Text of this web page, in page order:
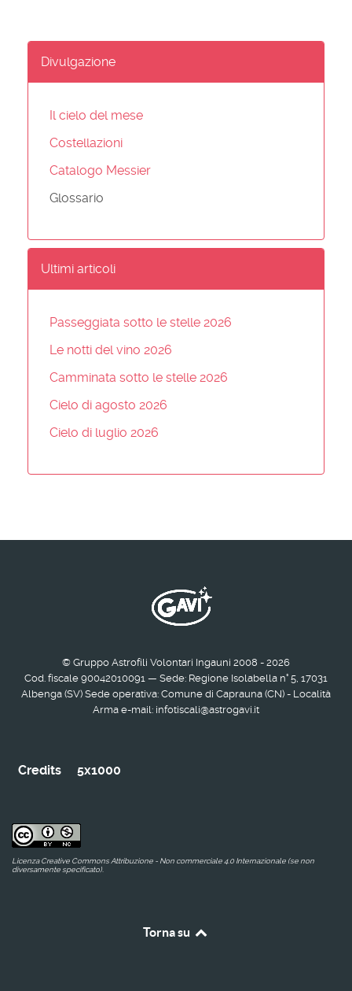
Divulgazione
Il cielo del mese
Costellazioni
Catalogo Messier
Glossario
Ultimi articoli
Passeggiata sotto le stelle 2026
Le notti del vino 2026
Camminata sotto le stelle 2026
Cielo di agosto 2026
Cielo di luglio 2026
© Gruppo Astrofili Volontari Ingauni 2008 - 2026
Cod. fiscale 90042010091 — Sede: Regione Isolabella n° 5, 17031
Albenga (SV) Sede operativa: Comune di Caprauna (CN) - Località
Arma e-mail: infotiscali@astrogavi.it
Credits 5x1000
Licenza Creative Commons Attribuzione - Non commerciale 4.0 Internazionale (se non
diversamente specificato).
Torna su